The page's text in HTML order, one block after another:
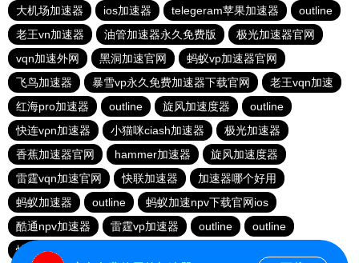
大机场加速器
ios加速器 telegeram苹果加速器
outline
老王vn加速器
油管加速器永久免费版
极光加速器官网
vqn加速外网
黑洞加速官网
蚂蚁vp加速器官网
飞鸟加速器
暴雪vp永久免费加速器下载官网
老王vqn加速
红海pro加速器
outline 旋风加速度器
outline
快连vρn加速器
小猫咪ciash加速器
极光加速器
香蕉加速器官网
hammer加速器
旋风加速度器
雷霆vqn加速官网
快联加速器
加速器哪个好用
蚂蚁加速器
outline
蚂蚁加速npv下载官网ios
酷通npv加速器
雷霆vp加速器 outline
outline
快连加速器app